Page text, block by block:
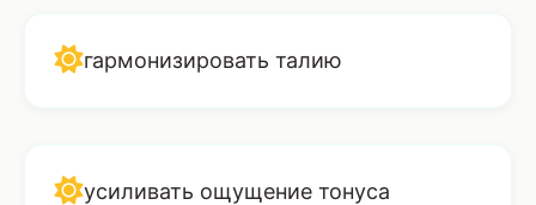
гармонизировать талию
усиливать ощущение тонуса